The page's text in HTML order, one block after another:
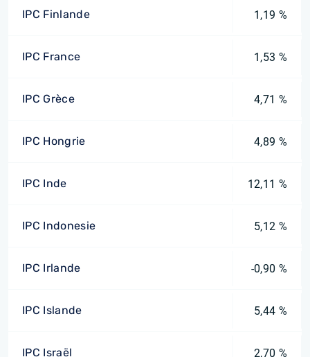
IPC Finlande 1,19 %
IPC France 1,53 %
IPC Grèce 4,71 %
IPC Hongrie 4,89 %
IPC Inde 12,11 %
IPC Indonesie 5,12 %
IPC Irlande -0,90 %
IPC Islande 5,44 %
IPC Israël 2,70 %